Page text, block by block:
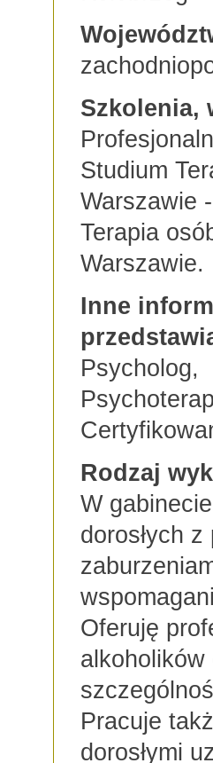
Szkolenia,
Studium
Warszawie
Terapia
Warszawie.
Inne
Psycholog,
Rodzaj
W
dorosłych
Oferuję
Pracuje
dorosłymi